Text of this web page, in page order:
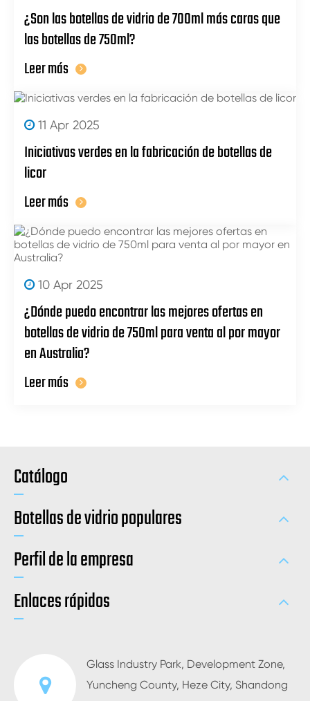
¿Son las botellas de vidrio de 700ml más caras que
las botellas de 750ml?
Leer más
11 Apr 2025
Iniciativas verdes en la fabricación de botellas de
licor
Leer más
10 Apr 2025
¿Dónde puedo encontrar las mejores ofertas en
botellas de vidrio de 750ml para venta al por mayor
en Australia?
Leer más
Catálogo
Botellas de vidrio populares
Perfil de la empresa
Enlaces rápidos
Glass Industry Park, Development Zone,
Yuncheng County, Heze City, Shandong